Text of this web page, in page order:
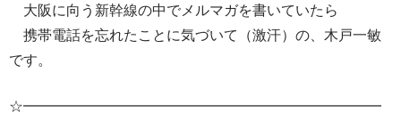
大阪に向う新幹線の中でメルマガを書いていたら
携帯電話を忘れたことに気づいて（激汗）の、木戸一敏
です。
☆━━━━━━━━━━━━━━━━━━━━━━━━━